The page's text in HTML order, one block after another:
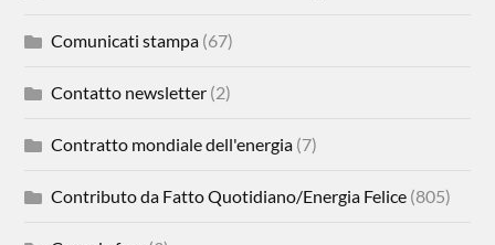
Comunicati stampa (67)
Contatto newsletter (2)
Contratto mondiale dell'energia (7)
Contributo da Fatto Quotidiano/Energia Felice (805)